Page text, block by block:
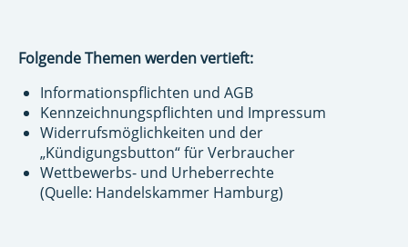
Folgende Themen werden vertieft:
Informationspflichten und AGB
Kennzeichnungspflichten und Impressum
Widerrufsmöglichkeiten und der
„Kündigungsbutton“ für Verbraucher
Wettbewerbs- und Urheberrechte
(Quelle: Handelskammer Hamburg)